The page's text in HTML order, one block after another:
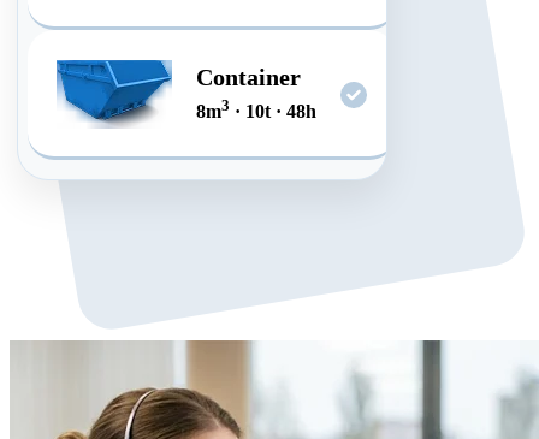
Container
8m3 · 10t · 48h